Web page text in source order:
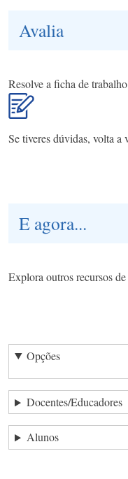
Avalia
Resolve a ficha de
Se tiveres dúvidas, volta a
E agora...
Explora outros recursos de
Opções
Docentes/Educadores
Alunos